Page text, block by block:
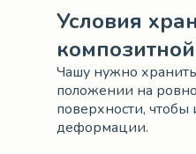
Условия
Чашу нужно
положении на
поверхности, чтобы
деформации.